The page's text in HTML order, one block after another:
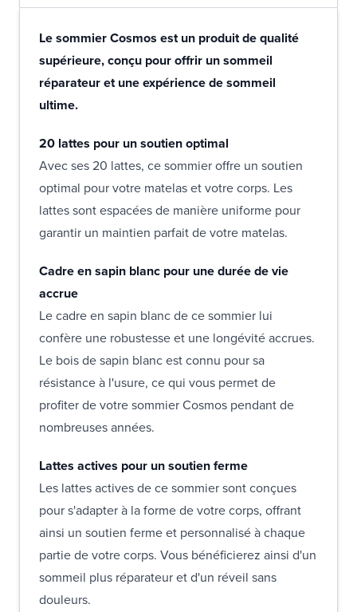
Le sommier Cosmos est un produit de qualité
supérieure, conçu pour offrir un sommeil
réparateur et une expérience de sommeil
ultime.
20 lattes pour un soutien optimal
Avec ses 20 lattes, ce sommier offre un soutien
optimal pour votre matelas et votre corps. Les
lattes sont espacées de manière uniforme pour
garantir un maintien parfait de votre matelas.
Cadre en sapin blanc pour une durée de vie
accrue
Le cadre en sapin blanc de ce sommier lui
confère une robustesse et une longévité accrues.
Le bois de sapin blanc est connu pour sa
résistance à l'usure, ce qui vous permet de
profiter de votre sommier Cosmos pendant de
nombreuses années.
Lattes actives pour un soutien ferme
Les lattes actives de ce sommier sont conçues
pour s'adapter à la forme de votre corps, offrant
ainsi un soutien ferme et personnalisé à chaque
partie de votre corps. Vous bénéficierez ainsi d'un
sommeil plus réparateur et d'un réveil sans
douleurs.